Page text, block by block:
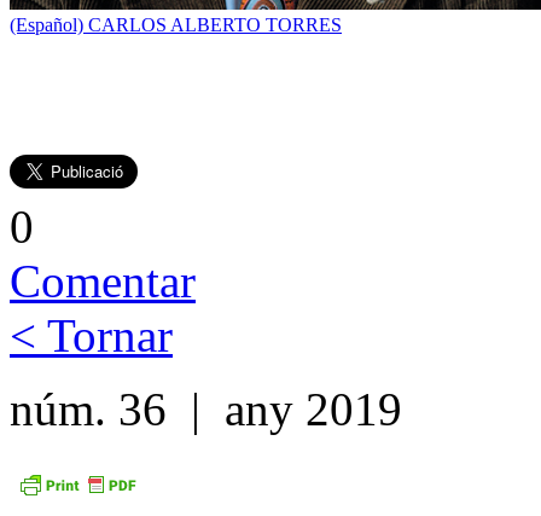
(Español) CARLOS ALBERTO TORRES
0
Comentar
< Tornar
núm. 36 | any 2019